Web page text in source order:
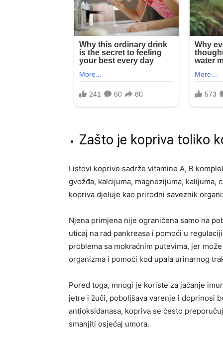
Zašto je kopriva toliko
Listovi koprive sadrže vitamine A, B
gvožđa, kalcijuma, magnezijuma, kalijuma,
kopriva djeluje kao prirodni saveznik
Njena primjena nije ograničena samo na
uticaj na rad pankreasa i pomoći u
problema sa mokraćnim putevima, jer
organizma i pomoći kod upala urinarnog
Pored toga, mnogi je koriste za jačanje
jetre i žuči, poboljšava varenje i doprinosi
antioksidanasa, kopriva se često
smanjiti osjećaj umora.